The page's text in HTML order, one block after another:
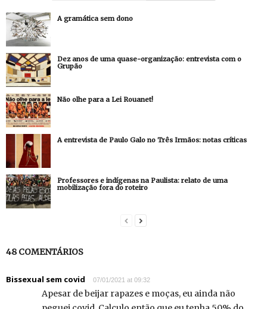
A gramática sem dono
Dez anos de uma quase-organização: entrevista com o
Grupão
Não olhe para a Lei Rouanet!
A entrevista de Paulo Galo no Três Irmãos: notas críticas
Professores e indígenas na Paulista: relato de uma
mobilização fora do roteiro
48 COMENTÁRIOS
Bissexual sem covid 07/01/2021 at 09:32
Apesar de beijar rapazes e moças, eu ainda não